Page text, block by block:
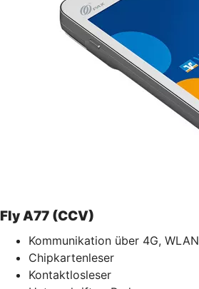
Fly A77 (CCV)
Kommunikation über 4G, WLAN
Chipkartenleser
Kontaktlosleser